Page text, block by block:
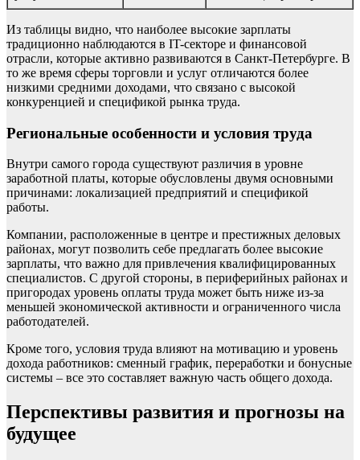
Из таблицы видно, что наиболее высокие зарплаты
традиционно наблюдаются в IT-секторе и финансовой
отрасли, которые активно развиваются в Санкт-Петербурге. В
то же время сферы торговли и услуг отличаются более
низкими средними доходами, что связано с высокой
конкуренцией и спецификой рынка труда.
Региональные особенности и условия труда
Внутри самого города существуют различия в уровне
заработной платы, которые обусловлены двумя основными
причинами: локализацией предприятий и спецификой
работы.
Компании, расположенные в центре и престижных деловых
районах, могут позволить себе предлагать более высокие
зарплаты, что важно для привлечения квалифицированных
специалистов. С другой стороны, в периферийных районах и
пригородах уровень оплаты труда может быть ниже из-за
меньшей экономической активности и ограниченного числа
работодателей.
Кроме того, условия труда влияют на мотивацию и уровень
дохода работников: сменный график, переработки и бонусные
системы – все это составляет важную часть общего дохода.
Перспективы развития и прогнозы на
будущее